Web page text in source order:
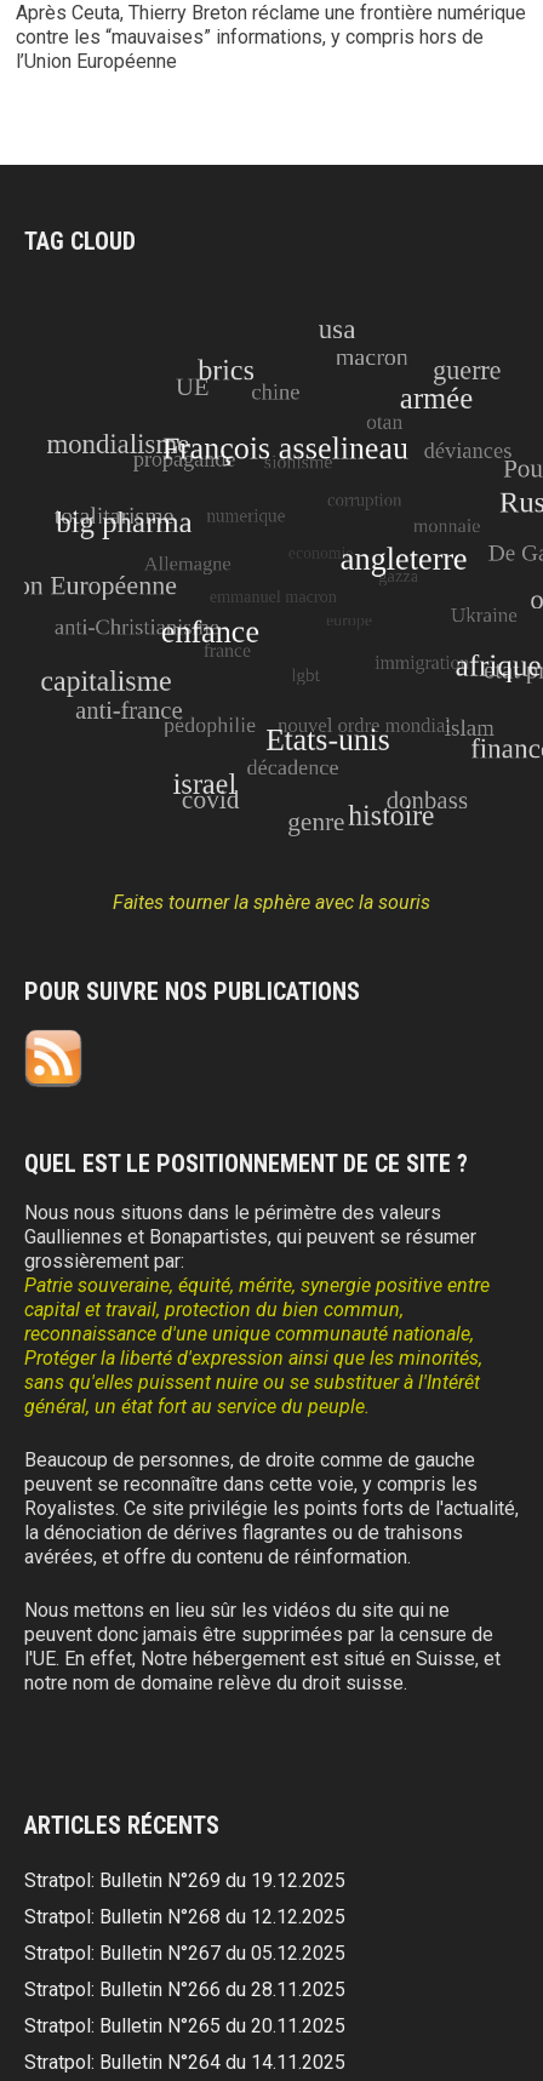
Après Ceuta, Thierry Breton réclame une frontière numérique
contre les “mauvaises” informations, y compris hors de
l’Union Européenne
TAG CLOUD
Faites tourner la sphère avec la souris
POUR SUIVRE NOS PUBLICATIONS
QUEL EST LE POSITIONNEMENT DE CE SITE ?
Nous nous situons dans le périmètre des valeurs
Gaulliennes et Bonapartistes, qui peuvent se résumer
grossièrement par:
Patrie souveraine, équité, mérite, synergie positive entre
capital et travail, protection du bien commun,
reconnaissance d'une unique communauté nationale,
Protéger la liberté d'expression ainsi que les minorités,
sans qu'elles puissent nuire ou se substituer à l'Intérêt
général, un état fort au service du peuple.
Beaucoup de personnes, de droite comme de gauche
peuvent se reconnaître dans cette voie, y compris les
Royalistes. Ce site privilégie les points forts de l'actualité,
la dénociation de dérives flagrantes ou de trahisons
avérées, et offre du contenu de réinformation.
Nous mettons en lieu sûr les vidéos du site qui ne
peuvent donc jamais être supprimées par la censure de
l'UE. En effet, Notre hébergement est situé en Suisse, et
notre nom de domaine relève du droit suisse.
ARTICLES RÉCENTS
Stratpol: Bulletin N°269 du 19.12.2025
Stratpol: Bulletin N°268 du 12.12.2025
Stratpol: Bulletin N°267 du 05.12.2025
Stratpol: Bulletin N°266 du 28.11.2025
Stratpol: Bulletin N°265 du 20.11.2025
Stratpol: Bulletin N°264 du 14.11.2025